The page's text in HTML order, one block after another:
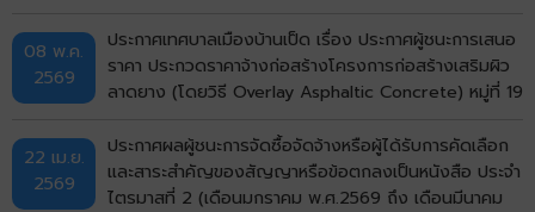
08 พ.ค.
2569
ประกาศเทศบาลเมืองบ้านเป็ด เรื่อง ประกาศผู้ชนะการเสนอ
ราคา ประกวดราคาจ้างก่อสร้างโครงการก่อสร้างเสริมผิว
ลาดยาง (โดยวิธี Overlay Asphaltic Concrete) หมู่ที่ 19
เมืองขอนแก่น จังหวัดขอนแก่น ด้วยวิธีประกวดราคาอิเล็ก
ทรอกนิกส์ (e-bidding)
22 เม.ย.
2569
ประกาศผลผู้ชนะการจัดซื้อจัดจ้างหรือผู้ได้รับการคัดเลือก
และสาระสำคัญของสัญญาหรือข้อตกลงเป็นหนังสือ ประจำ
ไตรมาสที่ 2 (เดือนมกราคม พ.ศ.2569 ถึง เดือนมีนาคม